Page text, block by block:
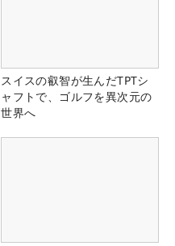
スイスの叡智が生んだTPTシ
ャフトで、ゴルフを異次元の
世界へ